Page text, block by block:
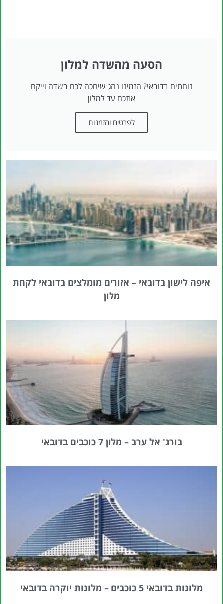
הסעה מהשדה למלון
נוחתים בדובאי? הזמינו נהג שיחכה לכם בשדה וייקח
אתכם עד למלון
לפרטים והזמנות
איפה לישון בדובאי – אזורים מומלצים בדובאי לקחת
מלון
בורג' אל ערב – מלון 7 כוכבים בדובאי
מלונות בדובאי 5 כוכבים – מלונות יוקרה בדובאי